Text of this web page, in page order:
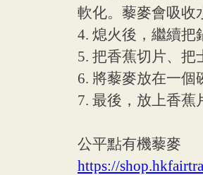
軟化。藜麥會吸收
4. 熄火後，繼續把
5. 把香蕉切片、把
6. 將藜麥放在一
7. 最後，放上香
公平點有機藜麥
https://